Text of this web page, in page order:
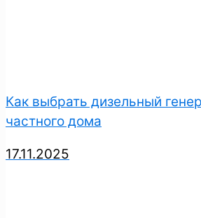
Как выбрать дизельный
частного дома
17.11.2025